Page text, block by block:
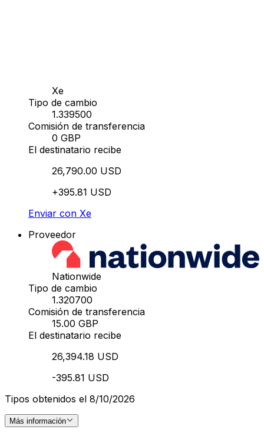
Xe
Tipo de cambio
1.339500
Comisión de transferencia
0 GBP
El destinatario recibe
26,790.00 USD
+395.81 USD
Enviar con Xe
Proveedor
Nationwide
Tipo de cambio
1.320700
Comisión de transferencia
15.00 GBP
El destinatario recibe
26,394.18 USD
-395.81 USD
Tipos obtenidos el 8/10/2026
Más información